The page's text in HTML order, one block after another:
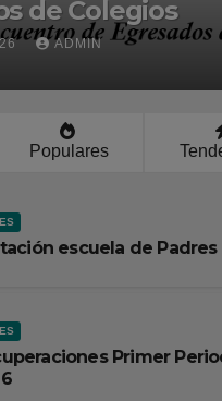
de Colegios
ADMIN
Populares
escuela de Padres
Primer